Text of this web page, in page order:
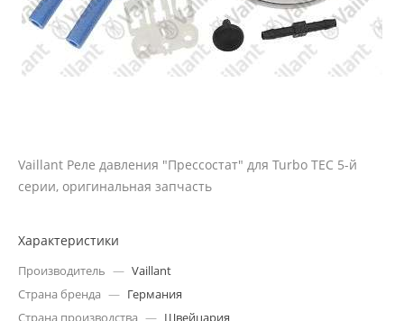
Vaillant Реле давления "Прессостат" для Turbo TEC 5-й
серии, оригинальная запчасть
Характеристики
Производитель — Vaillant
Страна бренда — Германия
Страна производства — Швейцария